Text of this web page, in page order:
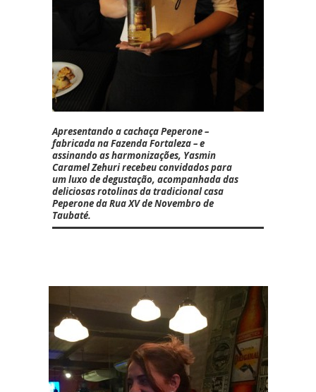
Apresentando a cachaça Peperone –
fabricada na Fazenda Fortaleza – e
assinando as harmonizações, Yasmin
Caramel Zehurirecebeu convidados para
um luxo de degustação, acompanhada das
deliciosas rotolinas da tradicional casa
Peperone da Rua XV de Novembro de
Taubaté.